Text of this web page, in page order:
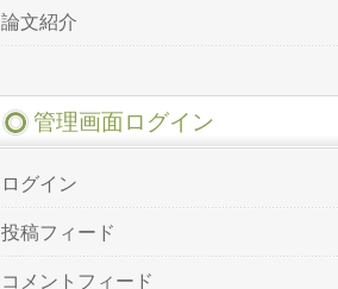
論文紹介
管理画面ログイン
ログイン
投稿フィード
コメントフィード